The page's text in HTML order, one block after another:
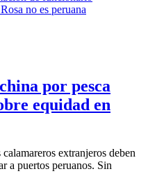
por pesca
equidad en
extranjeros deben
a puertos peruanos. Sin